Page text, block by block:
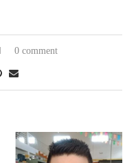
0 comment